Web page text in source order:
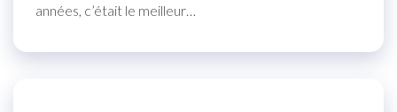
années, c’était le meilleur…